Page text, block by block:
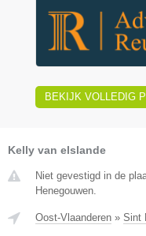
BEKIJK VOLLEDIG
Kelly van elslande
Niet gevestigd in de
Henegouwen.
Oost-Vlaanderen » Sint